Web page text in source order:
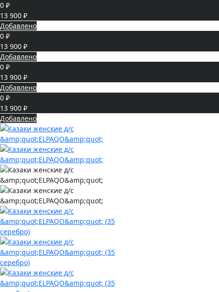
0 ₽
13 900 ₽
Добавлено
0 ₽
13 900 ₽
Добавлено
0 ₽
13 900 ₽
Добавлено
0 ₽
13 900 ₽
Добавлено